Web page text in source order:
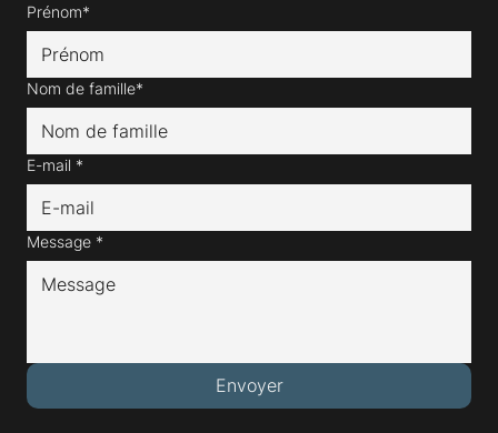
Prénom*
Nom de famille*
E-mail *
Message *
Envoyer